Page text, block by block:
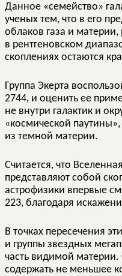
Данное «семейство»
ученых тем, что в его
облаков газа и
в рентгеновском
скоплениях остаются
Группа Экерта
2744, и оценить ее
не внутри галактик и
«космической
из темной материи.
Считается, что
представляют собой
астрофизики впервые
223, благодаря
В точках пересечения
и группы звездных
часть видимой материи.
содержать не меньшее